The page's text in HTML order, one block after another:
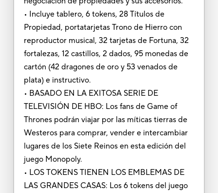
• Incluye tablero, 6 tokens, 28 Títulos de
Propiedad, portatarjetas Trono de Hierro con
reproductor musical, 32 tarjetas de Fortuna, 32
fortalezas, 12 castillos, 2 dados, 95 monedas de
cartón (42 dragones de oro y 53 venados de
plata) e instructivo.
• BASADO EN LA EXITOSA SERIE DE
TELEVISIÓN DE HBO: Los fans de Game of
Thrones podrán viajar por las míticas tierras de
Westeros para comprar, vender e intercambiar
lugares de los Siete Reinos en esta edición del
juego Monopoly.
• LOS TOKENS TIENEN LOS EMBLEMAS DE
LAS GRANDES CASAS: Los 6 tokens del juego